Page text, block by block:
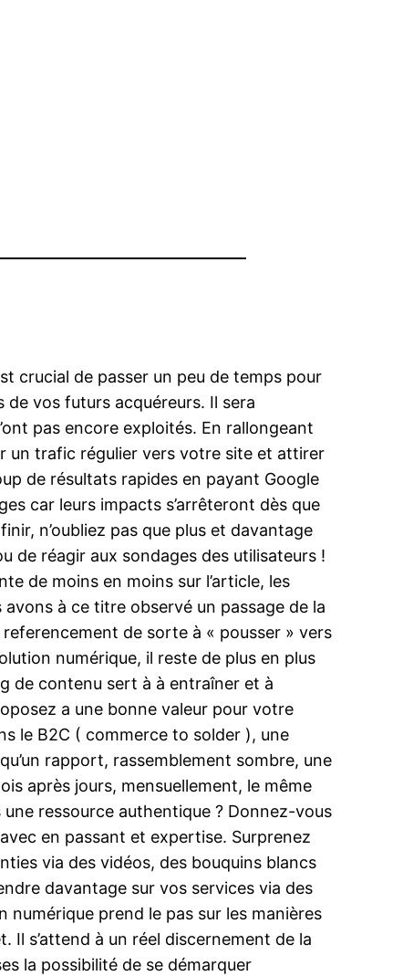
crucial de passer un peu de temps pour
vos futurs acquéreurs. Il sera
pas encore exploités. En rallongeant
un trafic régulier vers votre site et attirer
de résultats rapides en payant Google
car leurs impacts s’arrêteront dès que
n’oubliez pas que plus et davantage
de réagir aux sondages des utilisateurs !
de moins en moins sur l’article, les
à ce titre observé un passage de la
de sorte à « pousser » vers
numérique, il reste de plus en plus
de contenu sert à à entraîner et à
a une bonne valeur pour votre
le B2C ( commerce to solder ), une
rapport, rassemblement sombre, une
après jours, mensuellement, le même
ressource authentique ? Donnez-vous
en passant et expertise. Surprenez
via des vidéos, des bouquins blancs
davantage sur vos services via des
prend le pas sur les manières
s’attend à un réel discernement de la
la possibilité de se démarquer